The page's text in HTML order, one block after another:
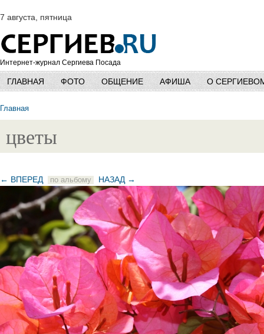
7 августа, пятница
Интернет-журнал Сергиева Посада
ГЛАВНАЯ ФОТО ОБЩЕНИЕ АФИША О
Главная
цветы
← ВПЕРЕД по альбому НАЗАД →